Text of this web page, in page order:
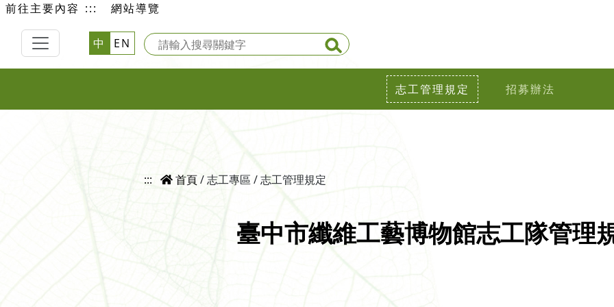
前往主要內容 ::: 網站導覽
中 EN
志工管理規定 招募辦法
::: 首頁/ 志工專區 / 志工管理規定
臺中市纖維工藝博物館志工隊管理